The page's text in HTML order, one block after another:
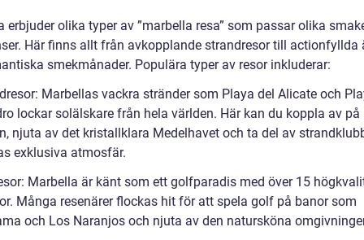
erbjuder olika typer av ”marbella resa” som passar olika
Här finns allt från avkopplande strandresor till actionfyllda
smekmånader. Populära typer av resor inkluderar:
Marbellas vackra stränder som Playa del Alicate och
lockar solälskare från hela världen. Här kan du koppla av på
njuta av det kristallklara Medelhavet och ta del av
exklusiva atmosfär.
Marbella är känt som ett golfparadis med över 15
Många resenärer flockas hit för att spela golf på banor som
och Los Naranjos och njuta av den natursköna